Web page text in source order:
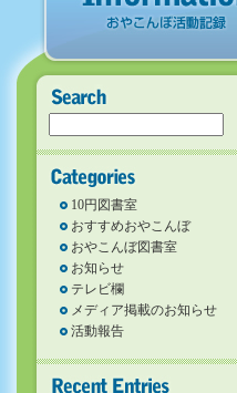
10円図書室
おすすめおやこんぼ
おやこんぼ図書室
お知らせ
テレビ欄
メディア掲載のお知らせ
活動報告